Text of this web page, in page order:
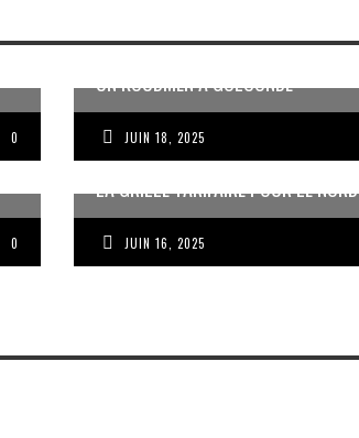
0
UN KOUDMEN À GOLCONDE
JUIN 18, 2025
0
LA GRILLE TARIFAIRE POUR LE NORD
JUIN 16, 2025